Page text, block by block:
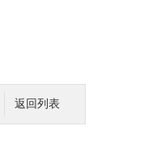
返回列表